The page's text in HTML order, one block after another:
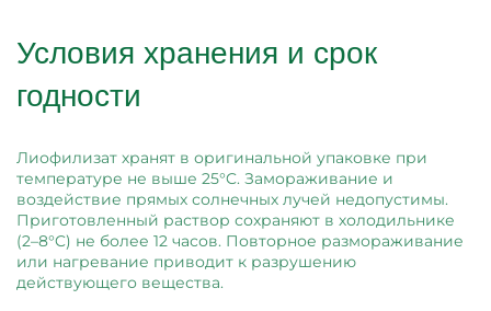
Условия хранения и срок
годности
Лиофилизат хранят в оригинальной упаковке при
температуре не выше 25°C. Замораживание и
воздействие прямых солнечных лучей недопустимы.
Приготовленный раствор сохраняют в холодильнике
(2–8°C) не более 12 часов. Повторное размораживание
или нагревание приводит к разрушению
действующего вещества.